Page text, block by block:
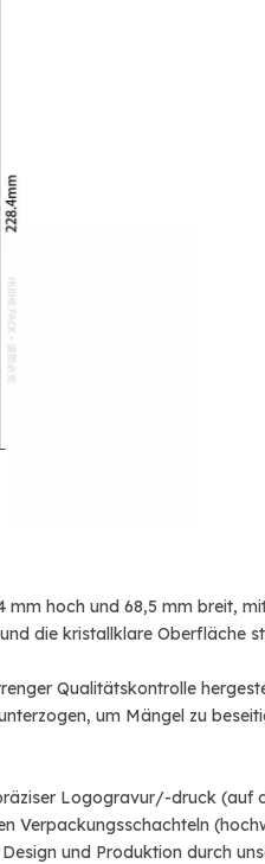
hoch und 68,5 mm breit,
die kristallklare Oberfläche
Qualitätskontrolle
um Mängel zu
Logogravur/-druck (auf
Verpackungsschachteln
und Produktion durch